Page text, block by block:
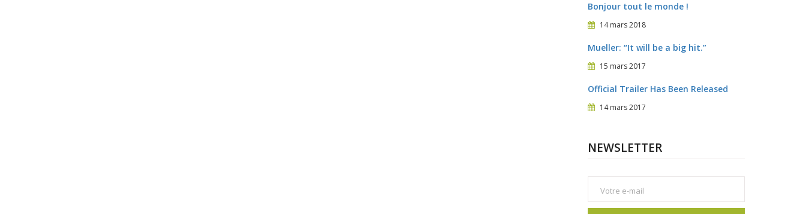
Bonjour tout le monde !
14 mars 2018
Mueller: “It will be a big hit.”
15 mars 2017
Official Trailer Has Been Released
14 mars 2017
NEWSLETTER